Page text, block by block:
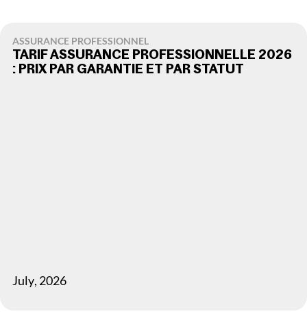
ASSURANCE PROFESSIONNEL
TARIF ASSURANCE PROFESSIONNELLE 2026
: PRIX PAR GARANTIE ET PAR STATUT
July, 2026